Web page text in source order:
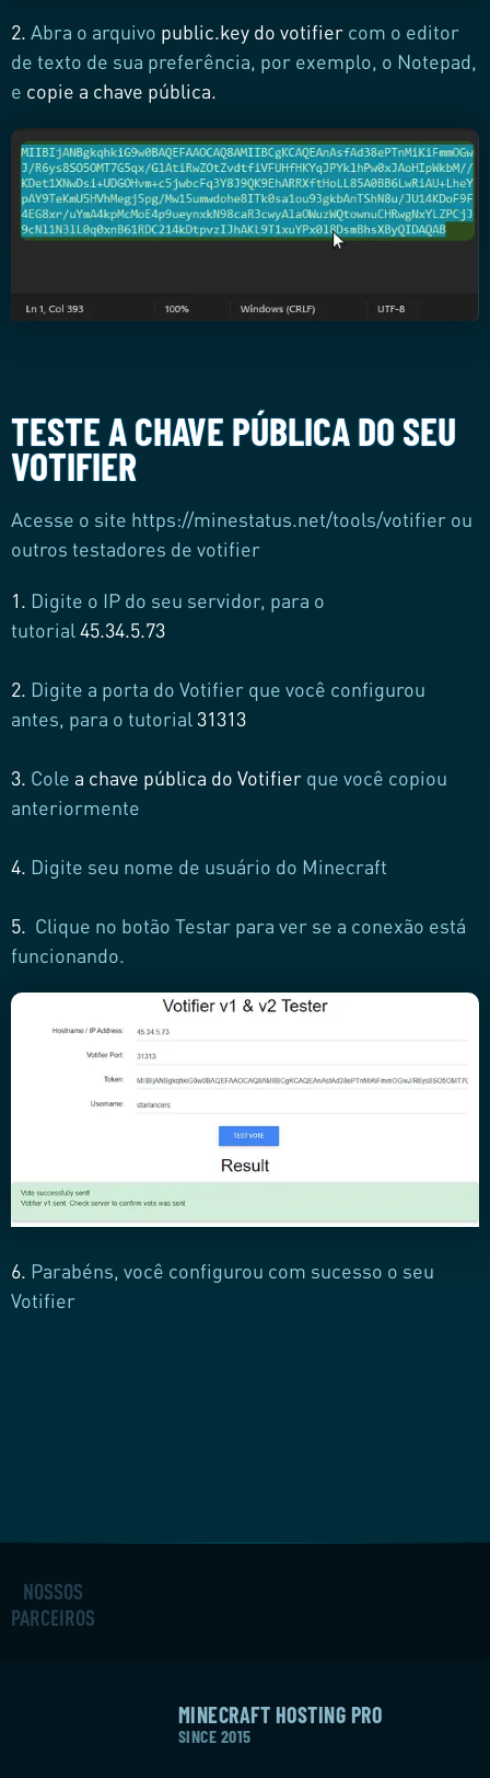
2. Abra o arquivo public.key do votifier com o editor
de texto de sua preferência, por exemplo, o Notepad,
e copie a chave pública.
TESTE A CHAVE PÚBLICA DO SEU
VOTIFIER
Acesse o site https://minestatus.net/tools/votifier ou
outros testadores de votifier
1. Digite o IP do seu servidor, para o
tutorial 45.34.5.73
2. Digite a porta do Votifier que você configurou
antes, para o tutorial 31313
3. Cole a chave pública do Votifier que você copiou
anteriormente
4. Digite seu nome de usuário do Minecraft
5. Clique no botão Testar para ver se a conexão está
funcionando.
6. Parabéns, você configurou com sucesso o seu
Votifier
NOSSOS
PARCEIROS
MINECRAFT HOSTING PRO
SINCE 2015